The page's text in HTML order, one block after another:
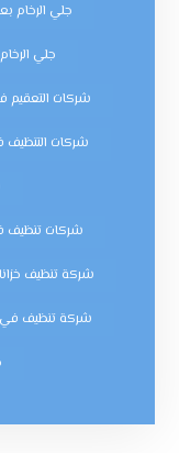
جلي الرخام
جلي
شركات التعقيم
شركات التنظيف
شركات تنظيف
شركة تنظيف
شركة تنظيف في